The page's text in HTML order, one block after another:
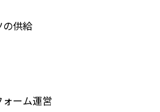
の供給
ーム運営